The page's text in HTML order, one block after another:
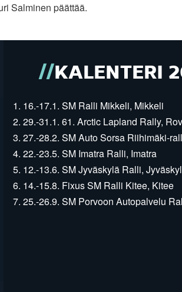
Salminen päättää.
KALENTERI
1. 16.-17.1. SM Ralli Mikkeli, Mikkeli
2. 29.-31.1. 61. Arctic Lapland Rally,
3. 27.-28.2. SM Auto Sorsa Riihimäki-
4. 22.-23.5. SM Imatra Ralli, Imatra
5. 12.-13.6. SM Jyväskylä Ralli,
6. 14.-15.8. Fixus SM Ralli Kitee, Kitee
7. 25.-26.9. SM Porvoon Autopalvelu